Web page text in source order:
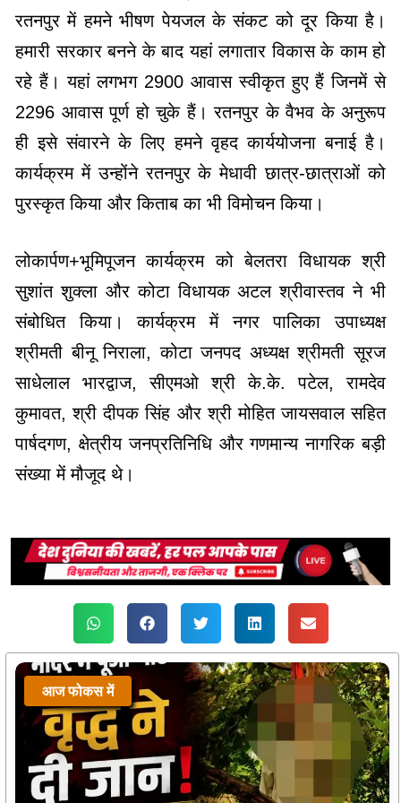
रतनपुर में हमने भीषण पेयजल के संकट को दूर किया है।
हमारी सरकार बनने के बाद यहां लगातार विकास के काम हो
रहे हैं। यहां लगभग 2900 आवास स्वीकृत हुए हैं जिनमें से
2296 आवास पूर्ण हो चुके हैं। रतनपुर के वैभव के अनुरूप
ही इसे संवारने के लिए हमने वृहद कार्ययोजना बनाई है।
कार्यक्रम में उन्होंने रतनपुर के मेधावी छात्र-छात्राओं को
पुरस्कृत किया और किताब का भी विमोचन किया।
लोकार्पण+भूमिपूजन कार्यक्रम को बेलतरा विधायक श्री
सुशांत शुक्ला और कोटा विधायक अटल श्रीवास्तव ने भी
संबोधित किया। कार्यक्रम में नगर पालिका उपाध्यक्ष
श्रीमती बीनू निराला, कोटा जनपद अध्यक्ष श्रीमती सूरज
साधेलाल भारद्वाज, सीएमओ श्री के.के. पटेल, रामदेव
कुमावत, श्री दीपक सिंह और श्री मोहित जायसवाल सहित
पार्षदगण, क्षेत्रीय जनप्रतिनिधि और गणमान्य नागरिक बड़ी
संख्या में मौजूद थे।
आज फोकस में
आज फोकस में